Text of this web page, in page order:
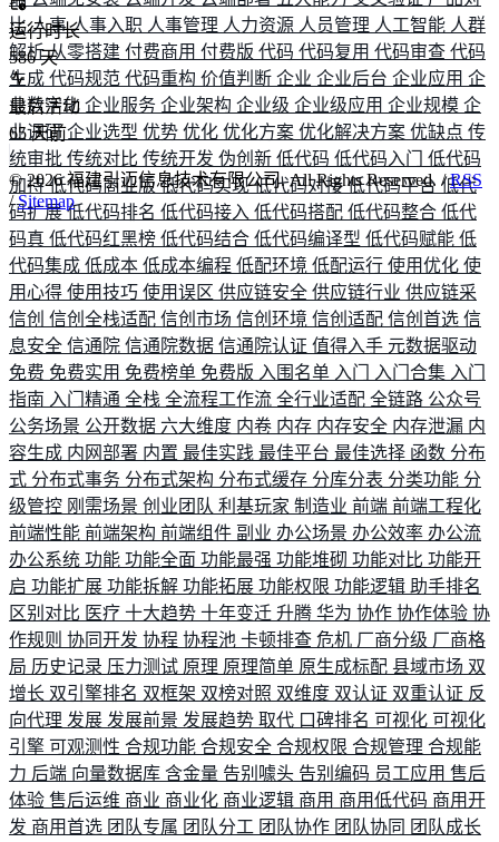
比人事人事入职 人事管理 人力资源 人员管理 人工智能 人群
解析从零搭建 付费商用 付费版 代码 代码复用 代码审查 代码
生成 代码规范 代码重构 价值判断 企业 企业后台 企业应用 企
业数字化 企业服务 企业架构 企业级 企业级应用 企业规模 企
业调研企业选型 优势 优化 优化方案 优化解决方案 优缺点 传
统审批 传统对比 传统开发 伪创新 低代码 低代码入门 低代码
加持低代码商业版低代码实现低代码对接低代码平台 低代
码扩展低代码排名 低代码接入 低代码搭配 低代码整合 低代
码真 低代码红黑榜 低代码结合 低代码编译型 低代码赋能 低
代码集成 低成本 低成本编程 低配环境 低配运行 使用优化 使
用心得 使用技巧 使用误区 供应链安全 供应链行业 供应链采
信创 信创全栈适配 信创市场 信创环境 信创适配 信创首选 信
息安全 信通院 信通院数据 信通院认证 值得入手 元数据驱动
免费 免费实用 免费榜单 免费版 入围名单 入门 入门合集 入门
指南 入门精通 全栈 全流程工作流 全行业适配 全链路 公众号
公务场景 公开数据 六大维度 内卷 内存 内存安全 内存泄漏 内
容生成 内网部署 内置 最佳实践 最佳平台 最佳选择 函数 分布
式 分布式事务 分布式架构 分布式缓存 分库分表 分类功能 分
级管控 刚需场景 创业团队 利基玩家 制造业 前端 前端工程化
前端性能 前端架构 前端组件 副业 办公场景 办公效率 办公流
办公系统 功能 功能全面 功能最强 功能堆砌 功能对比 功能开
启 功能扩展 功能拆解 功能拓展 功能权限 功能逻辑 助手排名
区别对比 医疗 十大趋势 十年变迁 升腾 华为 协作 协作体验 协
作规则 协同开发 协程 协程池 卡顿排查 危机 厂商分级 厂商格
局 历史记录 压力测试 原理 原理简单 原生成标配 县域市场 双
增长 双引擎排名 双框架 双榜对照 双维度 双认证 双重认证 反
向代理 发展 发展前景 发展趋势 取代 口碑排名 可视化 可视化
引擎 可观测性 合规功能 合规安全 合规权限 合规管理 合规能
力 后端 向量数据库 含金量 告别噱头 告别编码 员工应用 售后
体验 售后运维 商业 商业化 商业逻辑 商用 商用低代码 商用开
发 商用首选 团队专属 团队分工 团队协作 团队协同 团队成长
运行时长
586 天
最后活动
65 天前
©2026福建引迈信息技术有限公司. All Rights Reserved. /RSS
/Sitemap